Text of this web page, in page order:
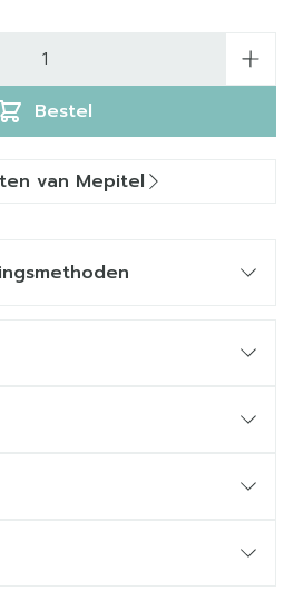
Bestel
van Mepitel